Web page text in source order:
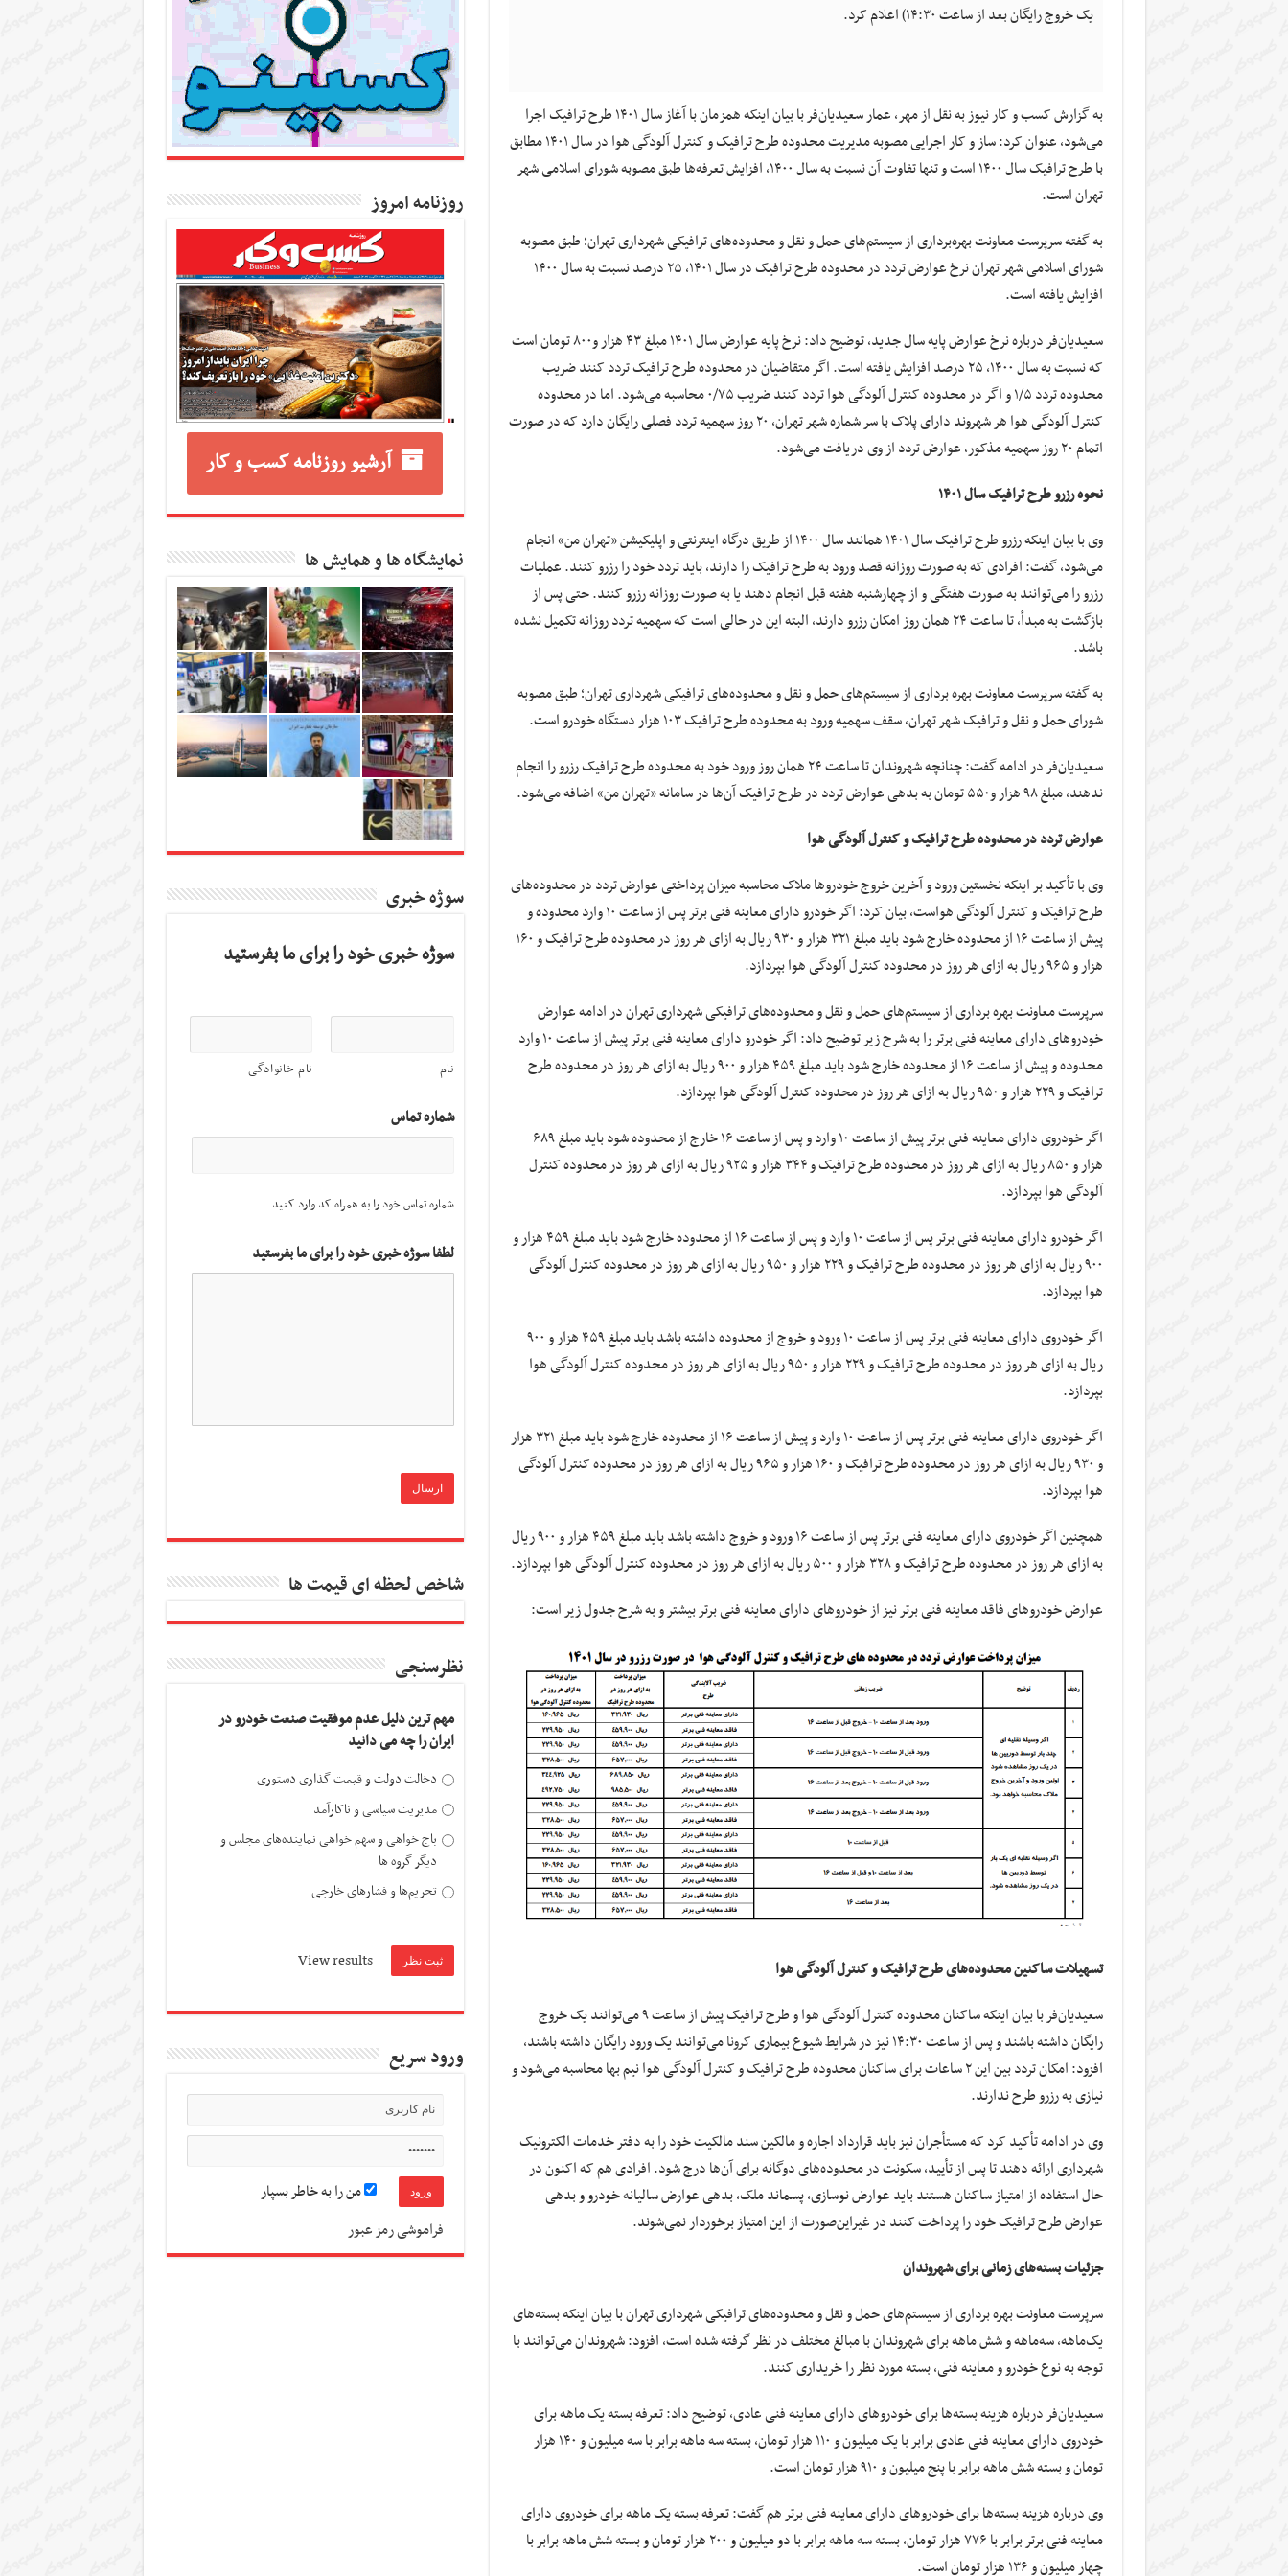
یک خروج رایگان بعد از ساعت ۱۴:۳۰) اعلام کرد.
به گزارش کسب و کار نیوز به نقل از مهر، عمار سعیدیان‌فر با بیان اینکه همزمان با آغاز سال ۱۴۰۱ طرح ترافیک اجرا
می‌شود، عنوان کرد: ساز و کار اجرایی مصوبه مدیریت محدوده طرح ترافیک و کنترل آلودگی هوا در سال ۱۴۰۱ مطابق
با طرح ترافیک سال ۱۴۰۰ است و تنها تفاوت آن نسبت به سال ۱۴۰۰، افزایش تعرفه‌ها طبق مصوبه شورای اسلامی شهر
تهران است.
به گفته سرپرست معاونت بهره‌برداری از سیستم‌های حمل و نقل و محدوده‌های ترافیکی شهرداری تهران؛ طبق مصوبه
شورای اسلامی شهر تهران نرخ عوارض تردد در محدوده طرح ترافیک در سال ۱۴۰۱، ۲۵ درصد نسبت به سال ۱۴۰۰
افزایش یافته است.
سعیدیان‌فر درباره نرخ عوارض پایه سال جدید، توضیح داد: نرخ پایه عوارض سال ۱۴۰۱ مبلغ ۴۳ هزار و۸۰۰ تومان است
که نسبت به سال ۱۴۰۰، ۲۵ درصد افزایش یافته است. اگر متقاضیان در محدوده طرح ترافیک تردد کنند ضریب
محدوده تردد ۱/۵ و اگر در محدوده کنترل آلودگی هوا تردد کنند ضریب ۰/۷۵ محاسبه می‌شود. اما در محدوده
کنترل آلودگی هوا هر شهروند دارای پلاک با سر شماره شهر تهران، ۲۰ روز سهمیه تردد فصلی رایگان دارد که در صورت
اتمام ۲۰ روز سهمیه مذکور، عوارض تردد از وی دریافت می‌شود.
نحوه رزرو طرح ترافیک سال ۱۴۰۱
وی با بیان اینکه رزرو طرح ترافیک سال ۱۴۰۱ همانند سال ۱۴۰۰ از طریق درگاه اینترنتی و اپلیکیشن «تهران من» انجام
می‌شود، گفت: افرادی که به صورت روزانه قصد ورود به طرح ترافیک را دارند، باید تردد خود را رزرو کنند. عملیات
رزرو را می‌توانند به صورت هفتگی و از چهارشنبه هفته قبل انجام دهند یا به صورت روزانه رزرو کنند. حتی پس از
بازگشت به مبدأ، تا ساعت ۲۴ همان روز امکان رزرو دارند، البته این در حالی است که سهمیه تردد روزانه تکمیل نشده
باشد.
به گفته سرپرست معاونت بهره برداری از سیستم‌های حمل و نقل و محدوده‌های ترافیکی شهرداری تهران؛ طبق مصوبه
شورای حمل و نقل و ترافیک شهر تهران، سقف سهمیه ورود به محدوده طرح ترافیک ۱۰۳ هزار دستگاه خودرو است.
سعیدیان‌فر در ادامه گفت: چنانچه شهروندان تا ساعت ۲۴ همان روز ورود خود به محدوده طرح ترافیک رزرو را انجام
ندهند، مبلغ ۹۸ هزار و۵۵۰ تومان به بدهی عوارض تردد در طرح ترافیک آن‌ها در سامانه «تهران من» اضافه می‌شود.
عوارض تردد در محدوده طرح ترافیک و کنترل آلودگی هوا
وی با تأکید بر اینکه نخستین ورود و آخرین خروج خودروها ملاک محاسبه میزان پرداختی عوارض تردد در محدوده‌های
طرح ترافیک و کنترل آلودگی هواست، بیان کرد: اگر خودرو دارای معاینه فنی برتر پس از ساعت ۱۰ وارد محدوده و
پیش از ساعت ۱۶ از محدوده خارج شود باید مبلغ ۳۲۱ هزار و ۹۳۰ ریال به ازای هر روز در محدوده طرح ترافیک و ۱۶۰
هزار و ۹۶۵ ریال به ازای هر روز در محدوده کنترل آلودگی هوا بپردازد.
سرپرست معاونت بهره برداری از سیستم‌های حمل و نقل و محدوده‌های ترافیکی شهرداری تهران در ادامه عوارض
خودروهای دارای معاینه فنی برتر را به شرح زیر توضیح داد: اگر خودرو دارای معاینه فنی برتر پیش از ساعت ۱۰ وارد
محدوده و پیش از ساعت ۱۶ از محدوده خارج شود باید مبلغ ۴۵۹ هزار و ۹۰۰ ریال به ازای هر روز در محدوده طرح
ترافیک و ۲۲۹ هزار و ۹۵۰ ریال به ازای هر روز در محدوده کنترل آلودگی هوا بپردازد.
اگر خودروی دارای معاینه فنی برتر پیش از ساعت ۱۰ وارد و پس از ساعت ۱۶ خارج از محدوده شود باید مبلغ ۶۸۹
هزار و ۸۵۰ ریال به ازای هر روز در محدوده طرح ترافیک و ۳۴۴ هزار و ۹۲۵ ریال به ازای هر روز در محدوده کنترل
آلودگی هوا بپردازد.
اگر خودرو دارای معاینه فنی برتر پس از ساعت ۱۰ وارد و پس از ساعت ۱۶ از محدوده خارج شود باید مبلغ ۴۵۹ هزار و
۹۰۰ ریال به ازای هر روز در محدوده طرح ترافیک و ۲۲۹ هزار و ۹۵۰ ریال به ازای هر روز در محدوده کنترل آلودگی
هوا بپردازد.
اگر خودروی دارای معاینه فنی برتر پس از ساعت ۱۰ ورود و خروج از محدوده داشته باشد باید مبلغ ۴۵۹ هزار و ۹۰۰
ریال به ازای هر روز در محدوده طرح ترافیک و ۲۲۹ هزار و ۹۵۰ ریال به ازای هر روز در محدوده کنترل آلودگی هوا
بپردازد.
اگر خودروی دارای معاینه فنی برتر پس از ساعت ۱۰ وارد و پیش از ساعت ۱۶ از محدوده خارج شود باید مبلغ ۳۲۱ هزار
و ۹۳۰ ریال به ازای هر روز در محدوده طرح ترافیک و ۱۶۰ هزار و ۹۶۵ ریال به ازای هر روز در محدوده کنترل آلودگی
هوا بپردازد.
همچنین اگر خودروی دارای معاینه فنی برتر پس از ساعت ۱۶ ورود و خروج داشته باشد باید مبلغ ۴۵۹ هزار و ۹۰۰ ریال
به ازای هر روز در محدوده طرح ترافیک و ۳۲۸ هزار و ۵۰۰ ریال به ازای هر روز در محدوده کنترل آلودگی هوا بپردازد.
عوارض خودروهای فاقد معاینه فنی برتر نیز از خودروهای دارای معاینه فنی برتر بیشتر و به شرح جدول زیر است:
تسهیلات ساکنین محدوده‌های طرح ترافیک و کنترل آلودگی هوا
سعیدیان‌فر با بیان اینکه ساکنان محدوده کنترل آلودگی هوا و طرح ترافیک پیش از ساعت ۹ می‌توانند یک خروج
رایگان داشته باشند و پس از ساعت ۱۴:۳۰ نیز در شرایط شیوع بیماری
کرونامی‌توانند یک ورود رایگان داشته باشند،
افزود: امکان تردد بین این ۲ ساعات برای ساکنان محدوده طرح ترافیک و کنترل آلودگی هوا نیم بها محاسبه می‌شود و
نیازی به رزرو طرح ندارند.
وی در ادامه تأکید کرد که مستأجران نیز باید قرارداد اجاره و مالکین سند مالکیت خود را به دفتر خدمات الکترونیک
شهرداری ارائه دهند تا پس از تأیید، سکونت در محدوده‌های دوگانه برای آن‌ها درج شود. افرادی هم که اکنون در
حال استفاده از امتیاز ساکنان هستند باید عوارض نوسازی، پسماند ملک، بدهی عوارض سالیانه خودرو و بدهی
عوارض طرح ترافیک خود را پرداخت کنند در غیراین‌صورت از این امتیاز برخوردار نمی‌شوند.
جزئیات بسته‌های زمانی برای شهروندان
سرپرست معاونت بهره برداری از سیستم‌های حمل و نقل و محدوده‌های ترافیکی شهرداری تهران با بیان اینکه بسته‌های
یک‌ماهه، سه‌ماهه و شش ماهه برای شهروندان با مبالغ مختلف در نظر گرفته شده است، افزود: شهروندان می‌توانند با
توجه به نوع خودرو و معاینه فنی، بسته مورد نظر را خریداری کنند.
سعیدیان‌فر درباره هزینه بسته‌ها برای خودروهای دارای معاینه فنی عادی، توضیح داد: تعرفه بسته یک ماهه برای
خودروی دارای معاینه فنی عادی برابر با یک میلیون و ۱۱۰ هزار تومان، بسته سه ماهه برابر با سه میلیون و ۱۴۰ هزار
تومان و بسته شش ماهه برابر با پنج میلیون و ۹۱۰ هزار تومان است.
وی درباره هزینه بسته‌ها برای خودروهای دارای معاینه فنی برتر هم گفت: تعرفه بسته یک ماهه برای خودروی دارای
معاینه فنی برتر برابر با ۷۷۶ هزار تومان، بسته سه ماهه برابر با دو میلیون و ۲۰۰ هزار تومان و بسته شش ماهه برابر با
چهار میلیون و ۱۳۶ هزار تومان است.
روزنامه امروز
آرشیو روزنامه کسب و کار
نمایشگاه ها و همایش ها
سوژه خبری
سوژه خبری خود را برای ما بفرستید
نام نام خانوادگی
شماره تماس
شماره تماس خود را به همراه کد وارد کنید
لطفا سوژه خبری خود را برای ما بفرستید
شاخص لحظه ای قیمت ها
نظرسنجی
مهم ترین دلیل عدم موفقیت صنعت خودرو در
ایران را چه می دانید
دخالت دولت و قیمت گذاری دستوری
مدیریت سیاسی و ناکارآمد
باج خواهی و سهم خواهی نماینده‌های مجلس و
دیگر گروه ها
تحریم‌ها و فشارهای خارجی
View results
ورود سریع
من را به خاطر بسپار
فراموشی رمز عبور